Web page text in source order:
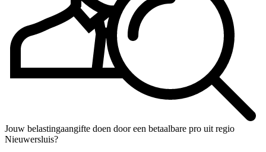
Jouw belastingaangifte doen door een betaalbare pro uit regio
Nieuwersluis?